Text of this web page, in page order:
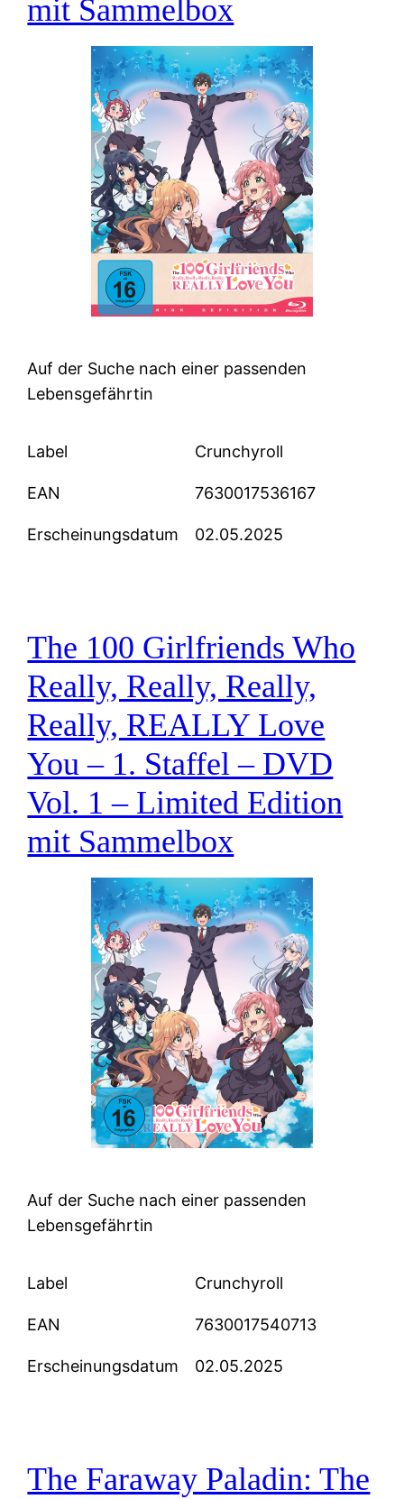
mit Sammelbox
Auf der Suche nach einer passenden
Lebensgefährtin
Label Crunchyroll
EAN 7630017536167
Erscheinungsdatum 02.05.2025
The 100 Girlfriends Who
Really, Really, Really,
Really, REALLY Love
You – 1. Staffel – DVD
Vol. 1 – Limited Edition
mit Sammelbox
Auf der Suche nach einer passenden
Lebensgefährtin
Label Crunchyroll
EAN 7630017540713
Erscheinungsdatum 02.05.2025
The Faraway Paladin: The